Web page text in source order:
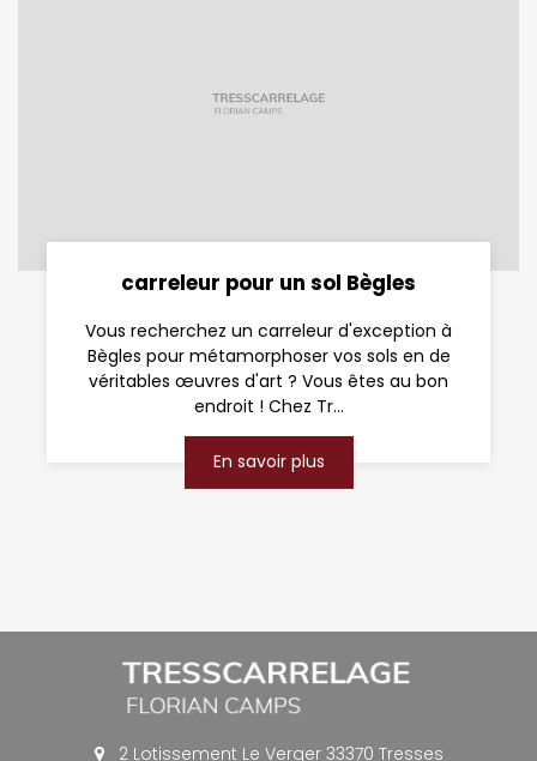
carreleur pour un sol Bègles
Vous recherchez un carreleur d'exception à
Bègles pour métamorphoser vos sols en de
véritables œuvres d'art ? Vous êtes au bon
endroit ! Chez Tr...
En savoir plus
2 Lotissement Le Verger 33370 Tresses